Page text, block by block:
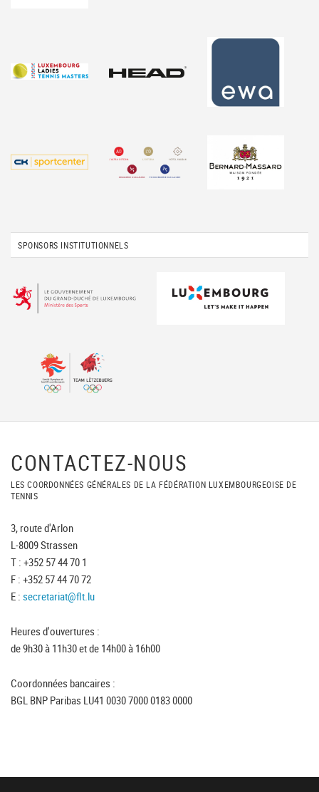
SPONSORS INSTITUTIONNELS
CONTACTEZ-NOUS
LES COORDONNÉES GÉNÉRALES DE LA FÉDÉRATION LUXEMBOURGEOISE DE
TENNIS
3, route d'Arlon
L-8009 Strassen
T : +352 57 44 70 1
F : +352 57 44 70 72
E : secretariat@flt.lu
Heures d'ouvertures :
de 9h30 à 11h30 et de 14h00 à 16h00
Coordonnées bancaires :
BGL BNP Paribas LU41 0030 7000 0183 0000